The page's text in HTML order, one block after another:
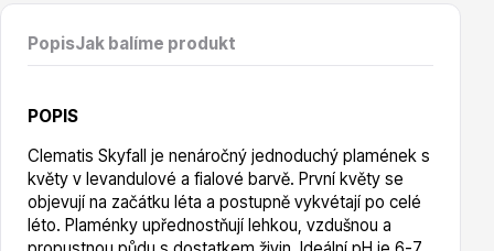
Vzrostlé stromy
Nářadí, příslušenství
PopisJak balíme produkt
POPIS
Clematis Skyfall je nenáročný jednoduchý plamének s
květy v levandulové a fialové barvě. První květy se
objevují na začátku léta a postupně vykvétají po celé
léto. Plaménky upřednostňují lehkou, vzdušnou a